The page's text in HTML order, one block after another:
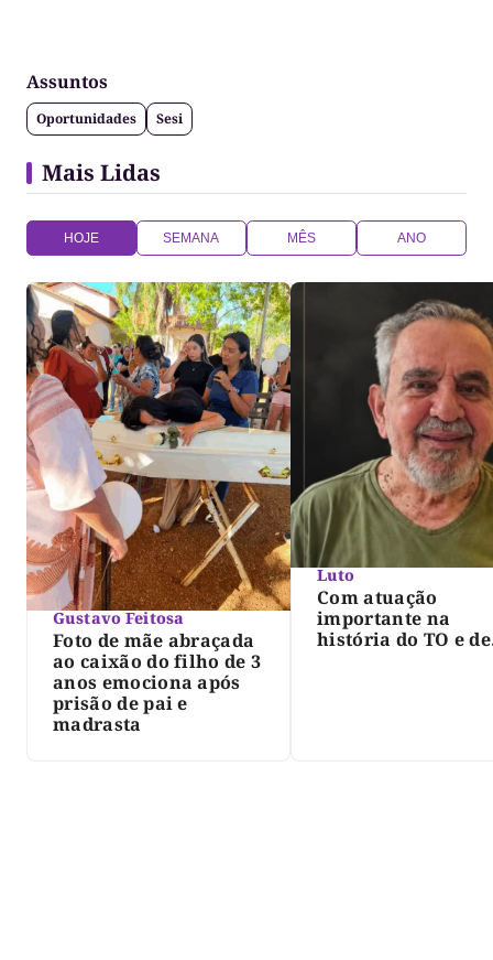
Assuntos
Oportunidades Sesi
Mais Lidas
HOJE SEMANA MÊS ANO
Gustavo Feitosa
Foto de mãe abraçada
ao caixão do filho de 3
anos emociona após
prisão de pai e
madrasta
Luto
Com atuação
importante na
história do TO e de